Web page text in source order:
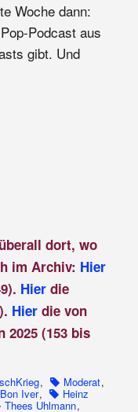
Woche dann:
Podcast aus
gibt. Und
dort, wo
im Archiv: Hier
Hierdie
Hier die von
2025 (153 bis
, Moderat,
Bon Iver, Heinz
Thees Uhlmann,